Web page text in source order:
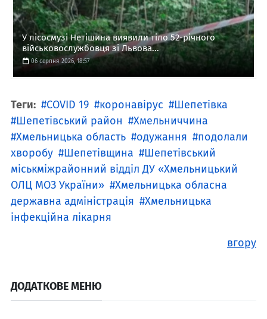
У лісосмузі Нетішина виявили тіло 52-річного
військовослужбовця зі Львова...
06 серпня 2026, 18:57
Теги: COVID 19 коронавірус
Шепетівка
Шепетівський район
Хмельниччина
Хмельницька область
одужання
подолали
хворобу
Шепетівщина
Шепетівський
міськміжрайонний відділ ДУ «Хмельницький
ОЛЦ МОЗ України»
Хмельницька обласна
державна адміністрація
Хмельницька
інфекційна лікарня
вгору
ДОДАТКОВЕ МЕНЮ